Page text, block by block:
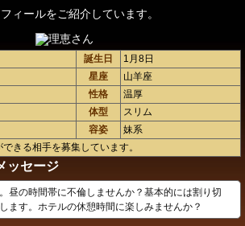
ィールをご紹介しています。
誕生日
1月8日
星座
山羊座
性格
温厚
体型
スリム
容姿
妹系
きる相手を募集しています。
ッセージ
昼の時間帯に不倫しませんか？基本的には割り切
ます。ホテルの休憩時間に楽しみませんか？